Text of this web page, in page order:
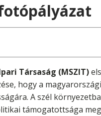
Társaság (MSZIT)
hogy a
A szél
támogatottsága